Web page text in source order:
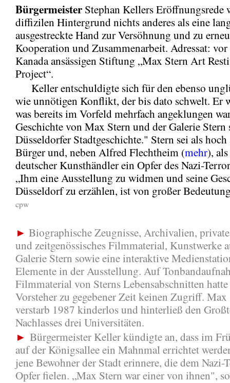
BürgermeisterStephan Kellers Eröffnungsrede
diffizilen Hintergrund nichts anderes als eine
ausgestreckte Hand zur Versöhnung und zu
Kooperation und Zusammenarbeit. Adressat:
Kanada ansässigen Stiftung „Max Stern Art
Project“.
Keller entschuldigte sich für den ebenso
wie unnötigen Konflikt, der bis dato schwelt. Er
was bereits im Vorfeld mehrfach angeklungen
Geschichte von Max Stern und der Galerie
Düsseldorfer Stadtgeschichte." Stern sei als hoch
Bürger und, neben Alfred Flechtheim (mehr),
deutscher Kunsthändler ein Opfer des Nazi-
„Ihm eine Ausstellung zu widmen und seine
Düsseldorf zu erzählen, ist von großer
cpw
► Biographische Zeugnisse, Archivalien,
und zeitgenössisches Filmmaterial, Kunstwerke
Galerie Stern sowie eine interaktive
Elemente in der Ausstellung. Auf
Filmmaterial von Sterns Lebensabschnitten
Vorsteher zu gegebener Zeit keinen Zugriff. Max
verstarb 1987 kinderlos und hinterließ den
Nachlasses drei Universitäten.
► Bürgermeister Keller kündigte an, dass im
auf der Königsallee ein Mahnmal errichtet
jene Bewohner der Stadt erinnere, die dem Nazi-
Opfer fielen. „Max Stern war einer von ihnen",